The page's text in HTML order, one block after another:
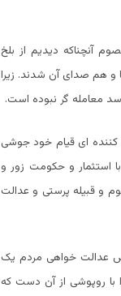
آنچناکه دیدیم از بلخ
و هم صدای آن شدند. زیرا
معامله گر نبوده است.
کننده ای قیام خود جوشی
استثمار و حکومت زور و
و قبیله پرستی و عدالت
عدالت خواهی مردم یک
با روپوشی از آن دست که